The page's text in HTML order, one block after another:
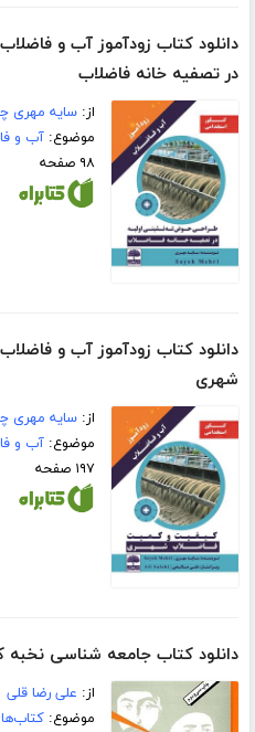
دانلود کتاب زودآموز آب و
در تصفیه خانه فاضلاب
از:سایه مهری
موضوع:آب و
۹۸ صفحه
دانلود کتاب زودآموز آب و
شهری
از:سایه مهری
موضوع:آب و
۱۹۷ صفحه
دانلود کتاب جامعه شناسی
از: علی رضا قلی
موضوع: